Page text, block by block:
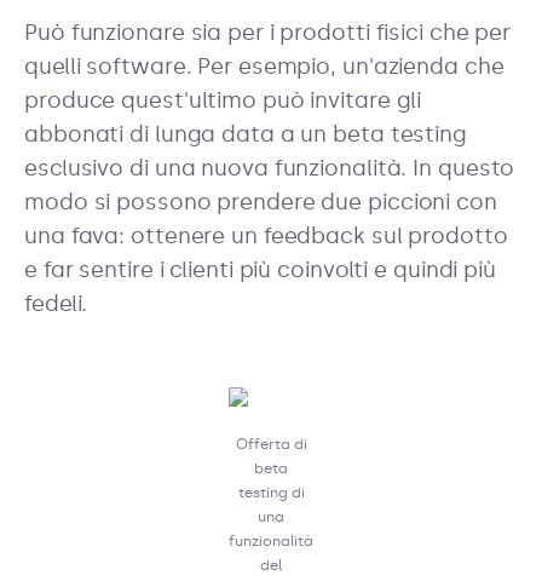
Può funzionare sia per i prodotti fisici che per
quelli software. Per esempio, un'azienda che
produce quest'ultimo può invitare gli
abbonati di lunga data a un beta testing
esclusivo di una nuova funzionalità. In questo
modo si possono prendere due piccioni con
una fava: ottenere un feedback sul prodotto
e far sentire i clienti più coinvolti e quindi più
fedeli.
Offerta di
beta
testing di
una
funzionalità
del